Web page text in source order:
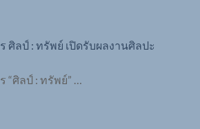
ศิลป์ : ทรัพย์ เปิดรับผลงานศิลปะ
“ศิลป์ : ทรัพย์”